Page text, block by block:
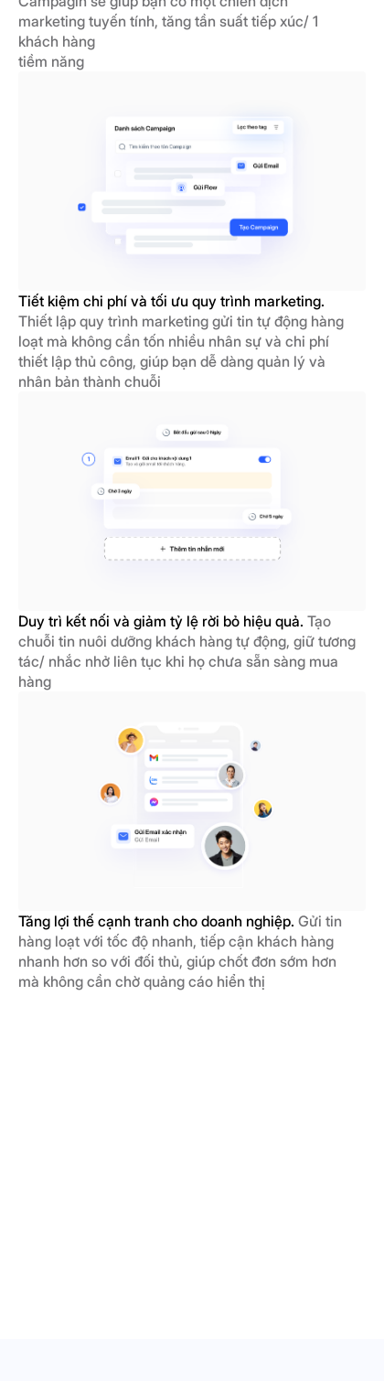
marketing tuyến tính, tăng tần suất tiếp xúc/ 1
khách hàng
tiềm năng
Tiết kiệm chi phí và tối ưu quy trình marketing.
Thiết lập quy trình marketing gửi tin tự động hàng
loạt mà không cần tốn nhiều nhân sự và chi phí
thiết lập thủ công, giúp bạn dễ dàng quản lý và
nhân bản thành chuỗi
Tăng lợi thế cạnh tranh cho doanh nghiệp. Gửi tin
hàng loạt với tốc độ nhanh, tiếp cận khách hàng
nhanh hơn so với đối thủ, giúp chốt đơn sớm hơn
mà không cần chờ quảng cáo hiển thị
Duy trì kết nối và giảm tỷ lệ rời bỏ hiệu quả. Tạo
chuỗi tin nuôi dưỡng khách hàng tự động, giữ tương
tác/ nhắc nhở liên tục khi họ chưa sẵn sàng mua
hàng